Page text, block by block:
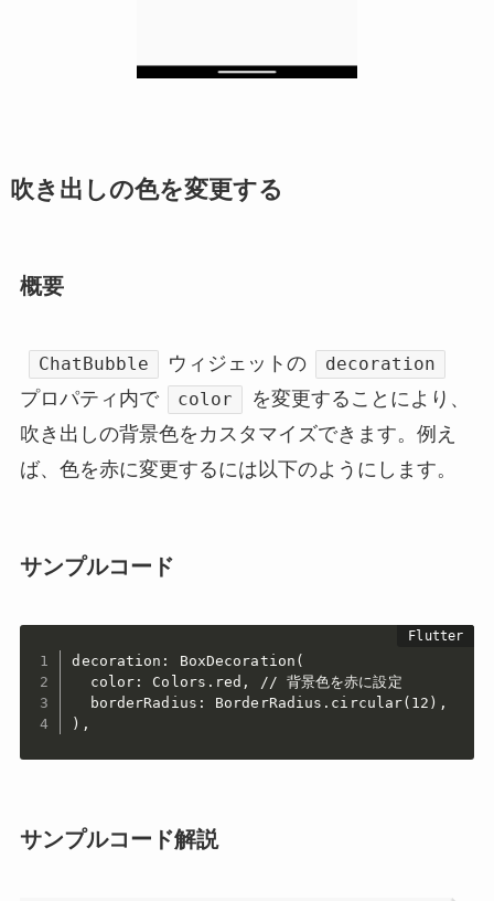
吹き出しの色を変更する
概要
ChatBubble ウィジェットの decoration
プロパティ内で color
を変更することにより、
吹き出しの背景色をカスタマイズできます。例え
ば、色を赤に変更するには以下のようにします。
サンプルコード
decoration: BoxDecoration(
  color: Colors.red, // 背景色を赤に設定
  borderRadius: BorderRadius.circular(12),
),
サンプルコード解説